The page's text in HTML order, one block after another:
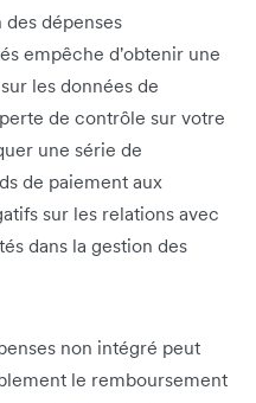
dépenses
empêche d'obtenir une
les données de
de contrôle sur votre
une série de
de paiement aux
sur les relations avec
dans la gestion des
non intégré peut
le remboursement